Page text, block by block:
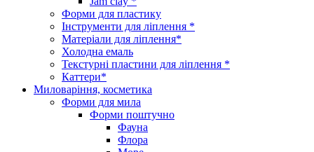
Форми для пластику
Інструменти для ліплення *
Матеріали для ліплення*
Холодна емаль
Текстурні пластини для ліплення *
Каттери*
Миловаріння, косметика
Форми для мила
Форми поштучно
Фауна
Флора